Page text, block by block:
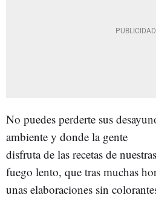
No puedes perderte sus
ambiente y donde la gente
disfruta de las recetas de
fuego lento, que tras muchas
unas elaboraciones sin